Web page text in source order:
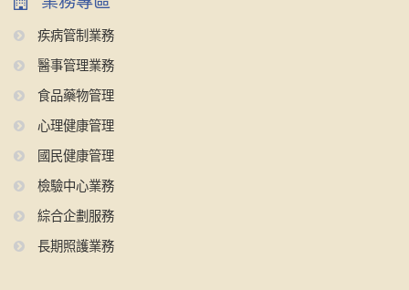
疾病管制業務
醫事管理業務
食品藥物管理
心理健康管理
國民健康管理
檢驗中心業務
綜合企劃服務
長期照護業務